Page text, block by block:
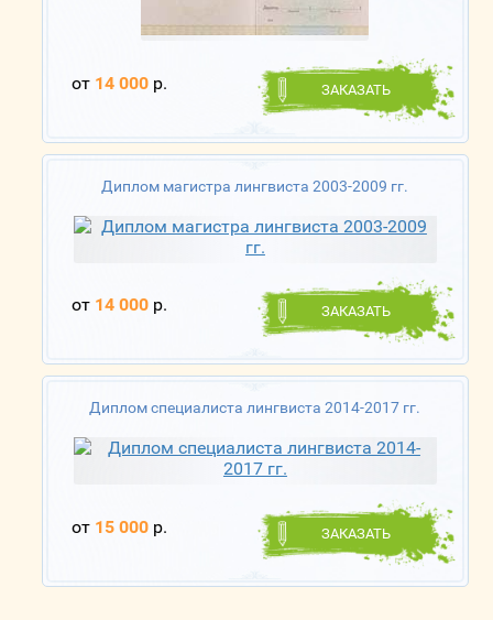
от 14 000р. ЗАКАЗАТЬ
Диплом магистра лингвиста 2003-2009 гг.
от 14 000р. ЗАКАЗАТЬ
Диплом специалиста лингвиста 2014-2017 гг.
от 15 000р. ЗАКАЗАТЬ